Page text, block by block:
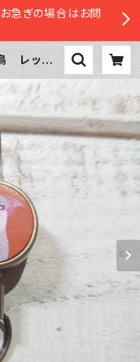
急ぎの場合はお問
レッドブ
ってスト